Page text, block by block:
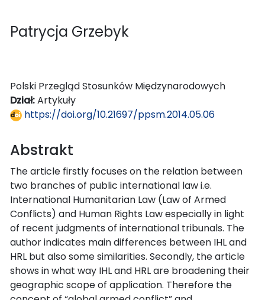
Patrycja Grzebyk
Polski Przegląd Stosunków Międzynarodowych
Dział:Artykuły
https://doi.org/10.21697/ppsm.2014.05.06
Abstrakt
The article firstly focuses on the relation between
two branches of public international law i.e.
International Humanitarian Law (Law of Armed
Conflicts) and Human Rights Law especially in light
of recent judgments of international tribunals. The
author indicates main differences between IHL and
HRL but also some similarities. Secondly, the article
shows in what way IHL and HRL are broadening their
geographic scope of application. Therefore the